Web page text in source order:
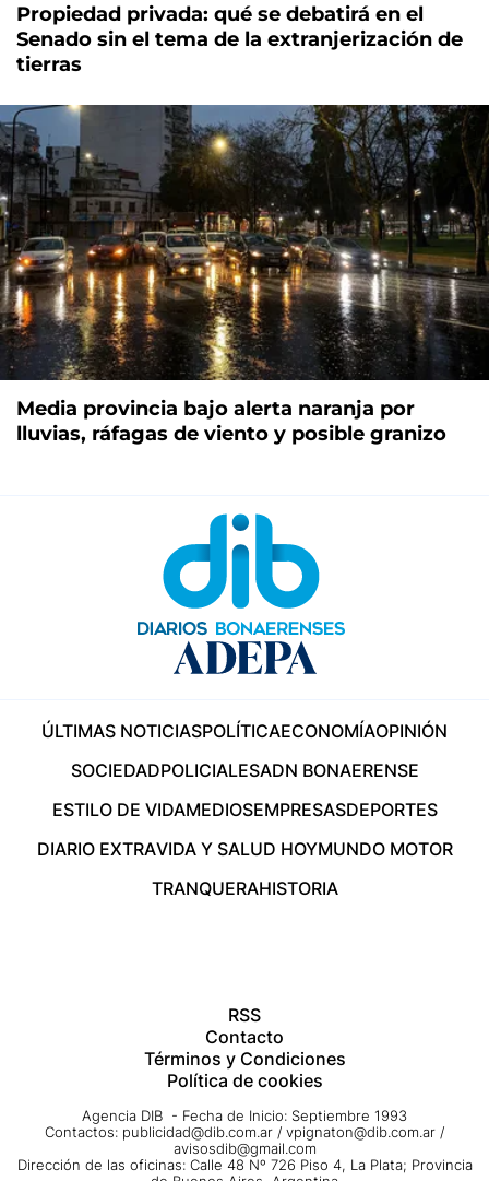
Propiedad privada: qué se debatirá en el
Senado sin el tema de la extranjerización de
tierras
Media provincia bajo alerta naranja por
lluvias, ráfagas de viento y posible granizo
ÚLTIMAS NOTICIASPOLÍTICAECONOMÍAOPINIÓN
SOCIEDADPOLICIALESADN BONAERENSE
ESTILO DE VIDAMEDIOSEMPRESASDEPORTES
DIARIO EXTRAVIDA Y SALUD HOYMUNDO MOTOR
TRANQUERAHISTORIA
RSS
Contacto
Términos y Condiciones
Política de cookies
Agencia DIB - Fecha de Inicio: Septiembre 1993
Contactos: publicidad@dib.com.ar / vpignaton@dib.com.ar /
avisosdib@gmail.com
Dirección de las oficinas: Calle 48 Nº 726 Piso 4, La Plata; Provincia